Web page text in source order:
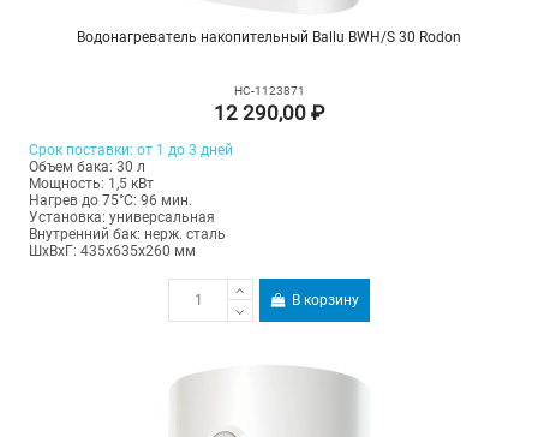
Водонагреватель накопительный Ballu BWH/S 30 Rodon
НС-1123871
12 290,00 ₽
Срок поставки: от 1 до 3 дней
Объем бака: 30 л
Мощность: 1,5 кВт
Нагрев до 75°С: 96 мин.
Установка: универсальная
Внутренний бак: нерж. сталь
ШхВхГ: 435х635х260 мм
В корзину